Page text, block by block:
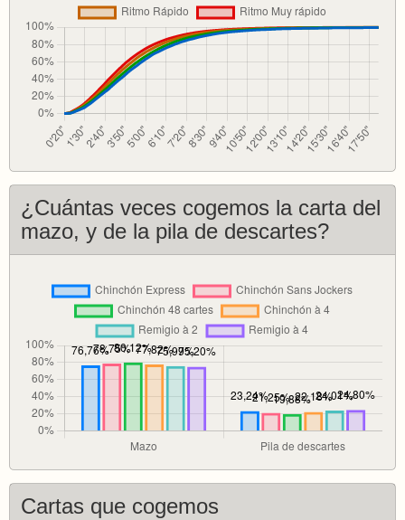
¿Cuántas veces cogemos la carta del
mazo, y de la pila de descartes?
Cartas que cogemos